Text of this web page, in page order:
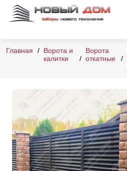
Главная
Ворота и
калитки
Ворота
откатные